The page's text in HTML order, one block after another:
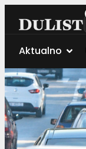
Aktualno